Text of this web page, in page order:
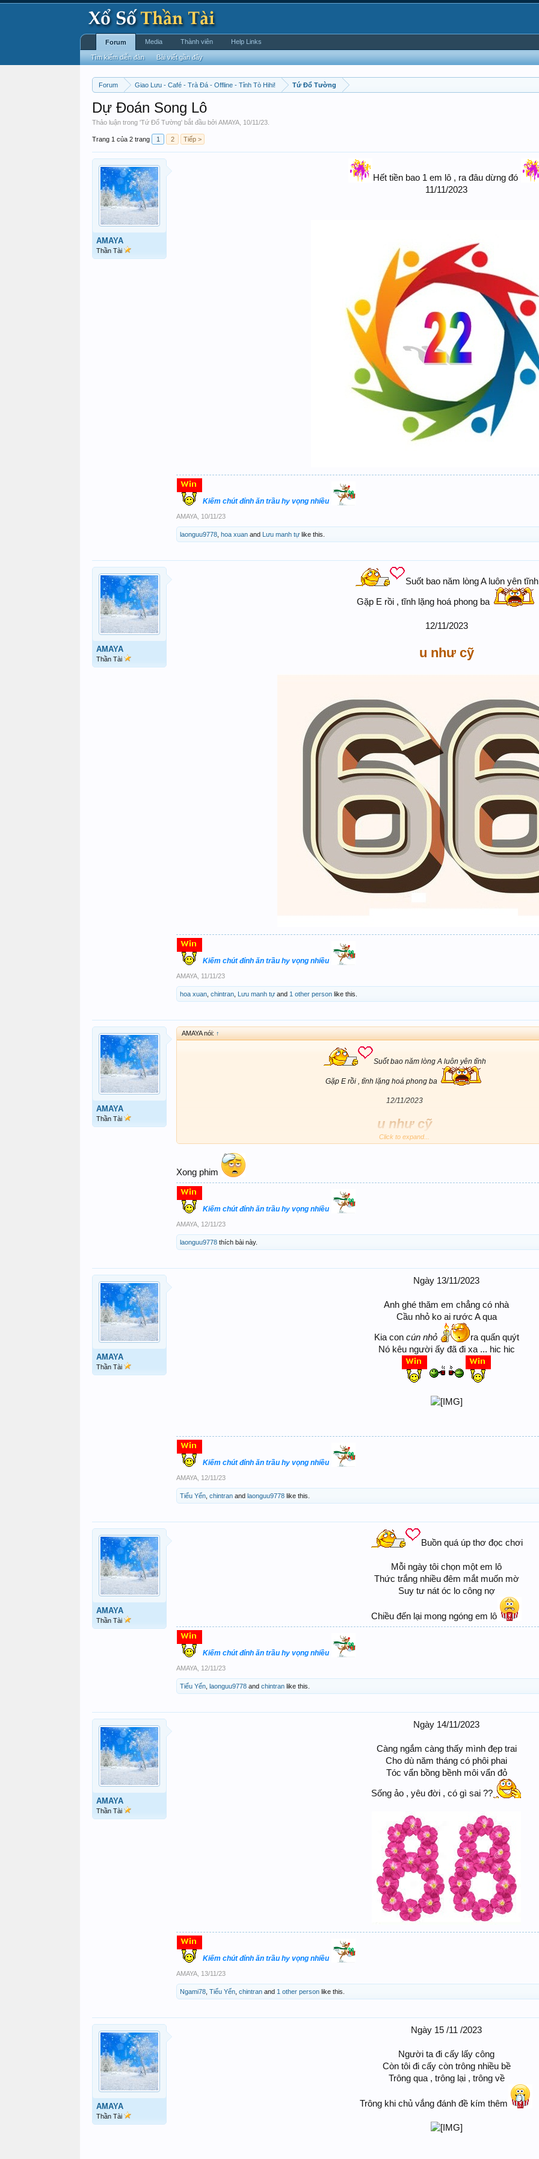
Forum Giao Lưu - Café - Trà Đá - Offline - Tỉnh Tò Hihi! Tứ Đổ Tường
Dự Đoán Song Lô
Thảo luận trong 'Tứ Đổ Tường' bắt đầu bởi AMAYA 10/11/23
Trang 1 của 2 trang 1 2 Tiếp >
AMAYA
Thần Tài
Hết tiền bao 1 em lô , ra đâu dừng đó
11/11/2023
Kiếm chút đỉnh ăn trầu hy vọng nhiều
AMAYA 10/11/23
laonguu9778 hoa xuan and Lưu manh tự like this.
AMAYA
Thần Tài
Suốt bao năm lòng A luôn yên tĩnh
Gặp E rồi , tĩnh lặng hoá phong ba
12/11/2023
u như cỹ
Kiếm chút đỉnh ăn trầu hy vọng nhiều
AMAYA 11/11/23
hoa xuan chintran Lưu manh tự and 1 other person like this.
AMAYA
Thần Tài
AMAYA nói: ↑
Suốt bao năm lòng A luôn yên tĩnh
Gặp E rồi , tĩnh lặng hoá phong ba
12/11/2023
u như cỹ
Click to expand...
Xong phim
Kiếm chút đỉnh ăn trầu hy vọng nhiều
AMAYA 12/11/23
laonguu9778 thích bài này.
AMAYA
Thần Tài
Ngày 13/11/2023
Anh ghé thăm em chẳng có nhà
Cầu nhỏ ko ai rước A qua
Kia con cún nhỏ
ra quấn quýt
Nó kêu người ấy đã đi xa ... hic hic
Kiếm chút đỉnh ăn trầu hy vọng nhiều
AMAYA 12/11/23
Tiểu Yến chintran and laonguu9778 like this.
AMAYA
Thần Tài
Buồn quá úp thơ đọc chơi
Mỗi ngày tôi chọn một em lô
Thức trắng nhiều đêm mắt muốn mờ
Suy tư nát óc lo công nợ
Chiều đến lại mong ngóng em lô
Kiếm chút đỉnh ăn trầu hy vọng nhiều
AMAYA 12/11/23
Tiểu Yến laonguu9778 and chintran like this.
AMAYA
Thần Tài
Ngày 14/11/2023
Càng ngắm càng thấy mình đẹp trai
Cho dù năm tháng có phôi phai
Tóc vẩn bồng bềnh môi vẩn đỏ
Sống ảo , yêu đời , có gì sai ??
Kiếm chút đỉnh ăn trầu hy vọng nhiều
AMAYA 13/11/23
Ngami78 Tiểu Yến chintran and 1 other person like this.
AMAYA
Thần Tài
Ngày 15 /11 /2023
Người ta đi cấy lấy công
Còn tôi đi cấy còn trông nhiều bề
Trông qua , trông lại , trông về
Trông khi chủ vắng đánh đề kím thêm
Forum
Tìm kiếm diễn đàn Bài viết gần đây
Media Thành viên Help Links